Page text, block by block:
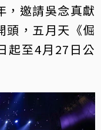
，邀請吳念真獻
頭，五月天《倔
起至4月27日公